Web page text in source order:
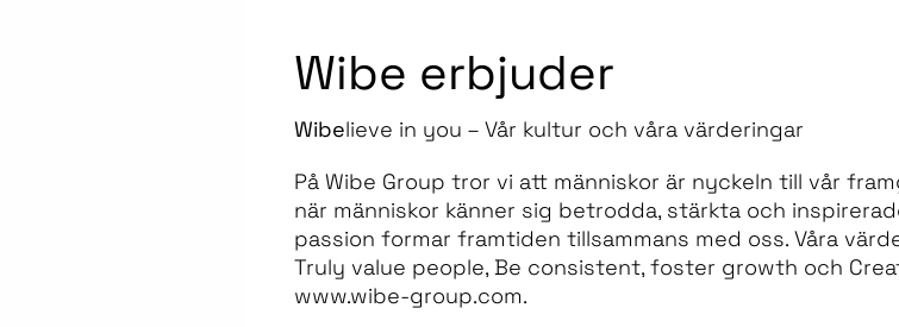
Wibe erbjuder
Wibelieve in you – Vår kultur och våra värderingar
På Wibe Group tror vi att människor är nyckeln till vår
när människor känner sig betrodda, stärkta och
passion formar framtiden tillsammans med oss. Våra
Truly value people, Be consistent, foster growth och
www.wibe-group.com.